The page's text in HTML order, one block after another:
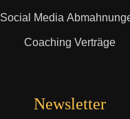
Social Media
Coaching Verträge
Newsletter